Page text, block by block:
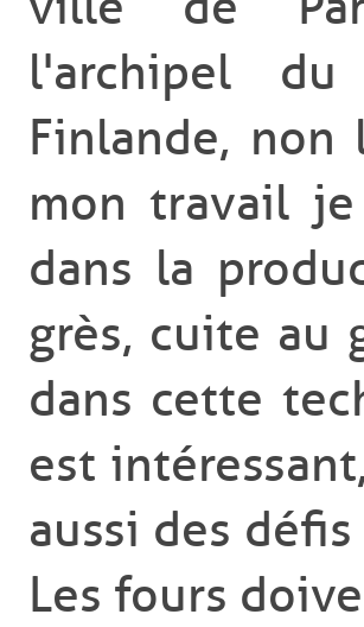
l'archipel
Finlande, non
mon travail
dans la
grès, cuite au
dans cette
est
aussi des
Les fours